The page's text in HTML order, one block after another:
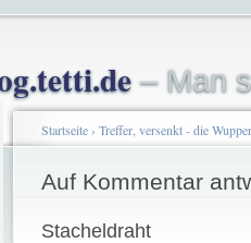
– Man
Startseite› Treffer, versenkt - die
Auf Kommentar
Stacheldraht